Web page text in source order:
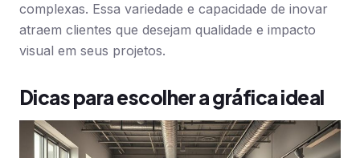
complexas. Essa variedade e capacidade de inovar
atraem clientes que desejam qualidade e impacto
visual em seus projetos.
Dicas para escolher a gráfica ideal